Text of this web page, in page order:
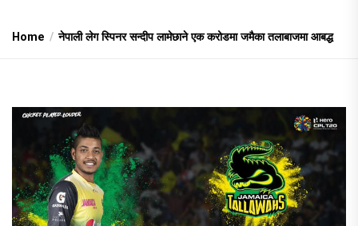
Home नेपाली लेग स्पिनर सन्दीप लामेछाने एक करोडमा जमैका तलाबाजमा आबद्ध